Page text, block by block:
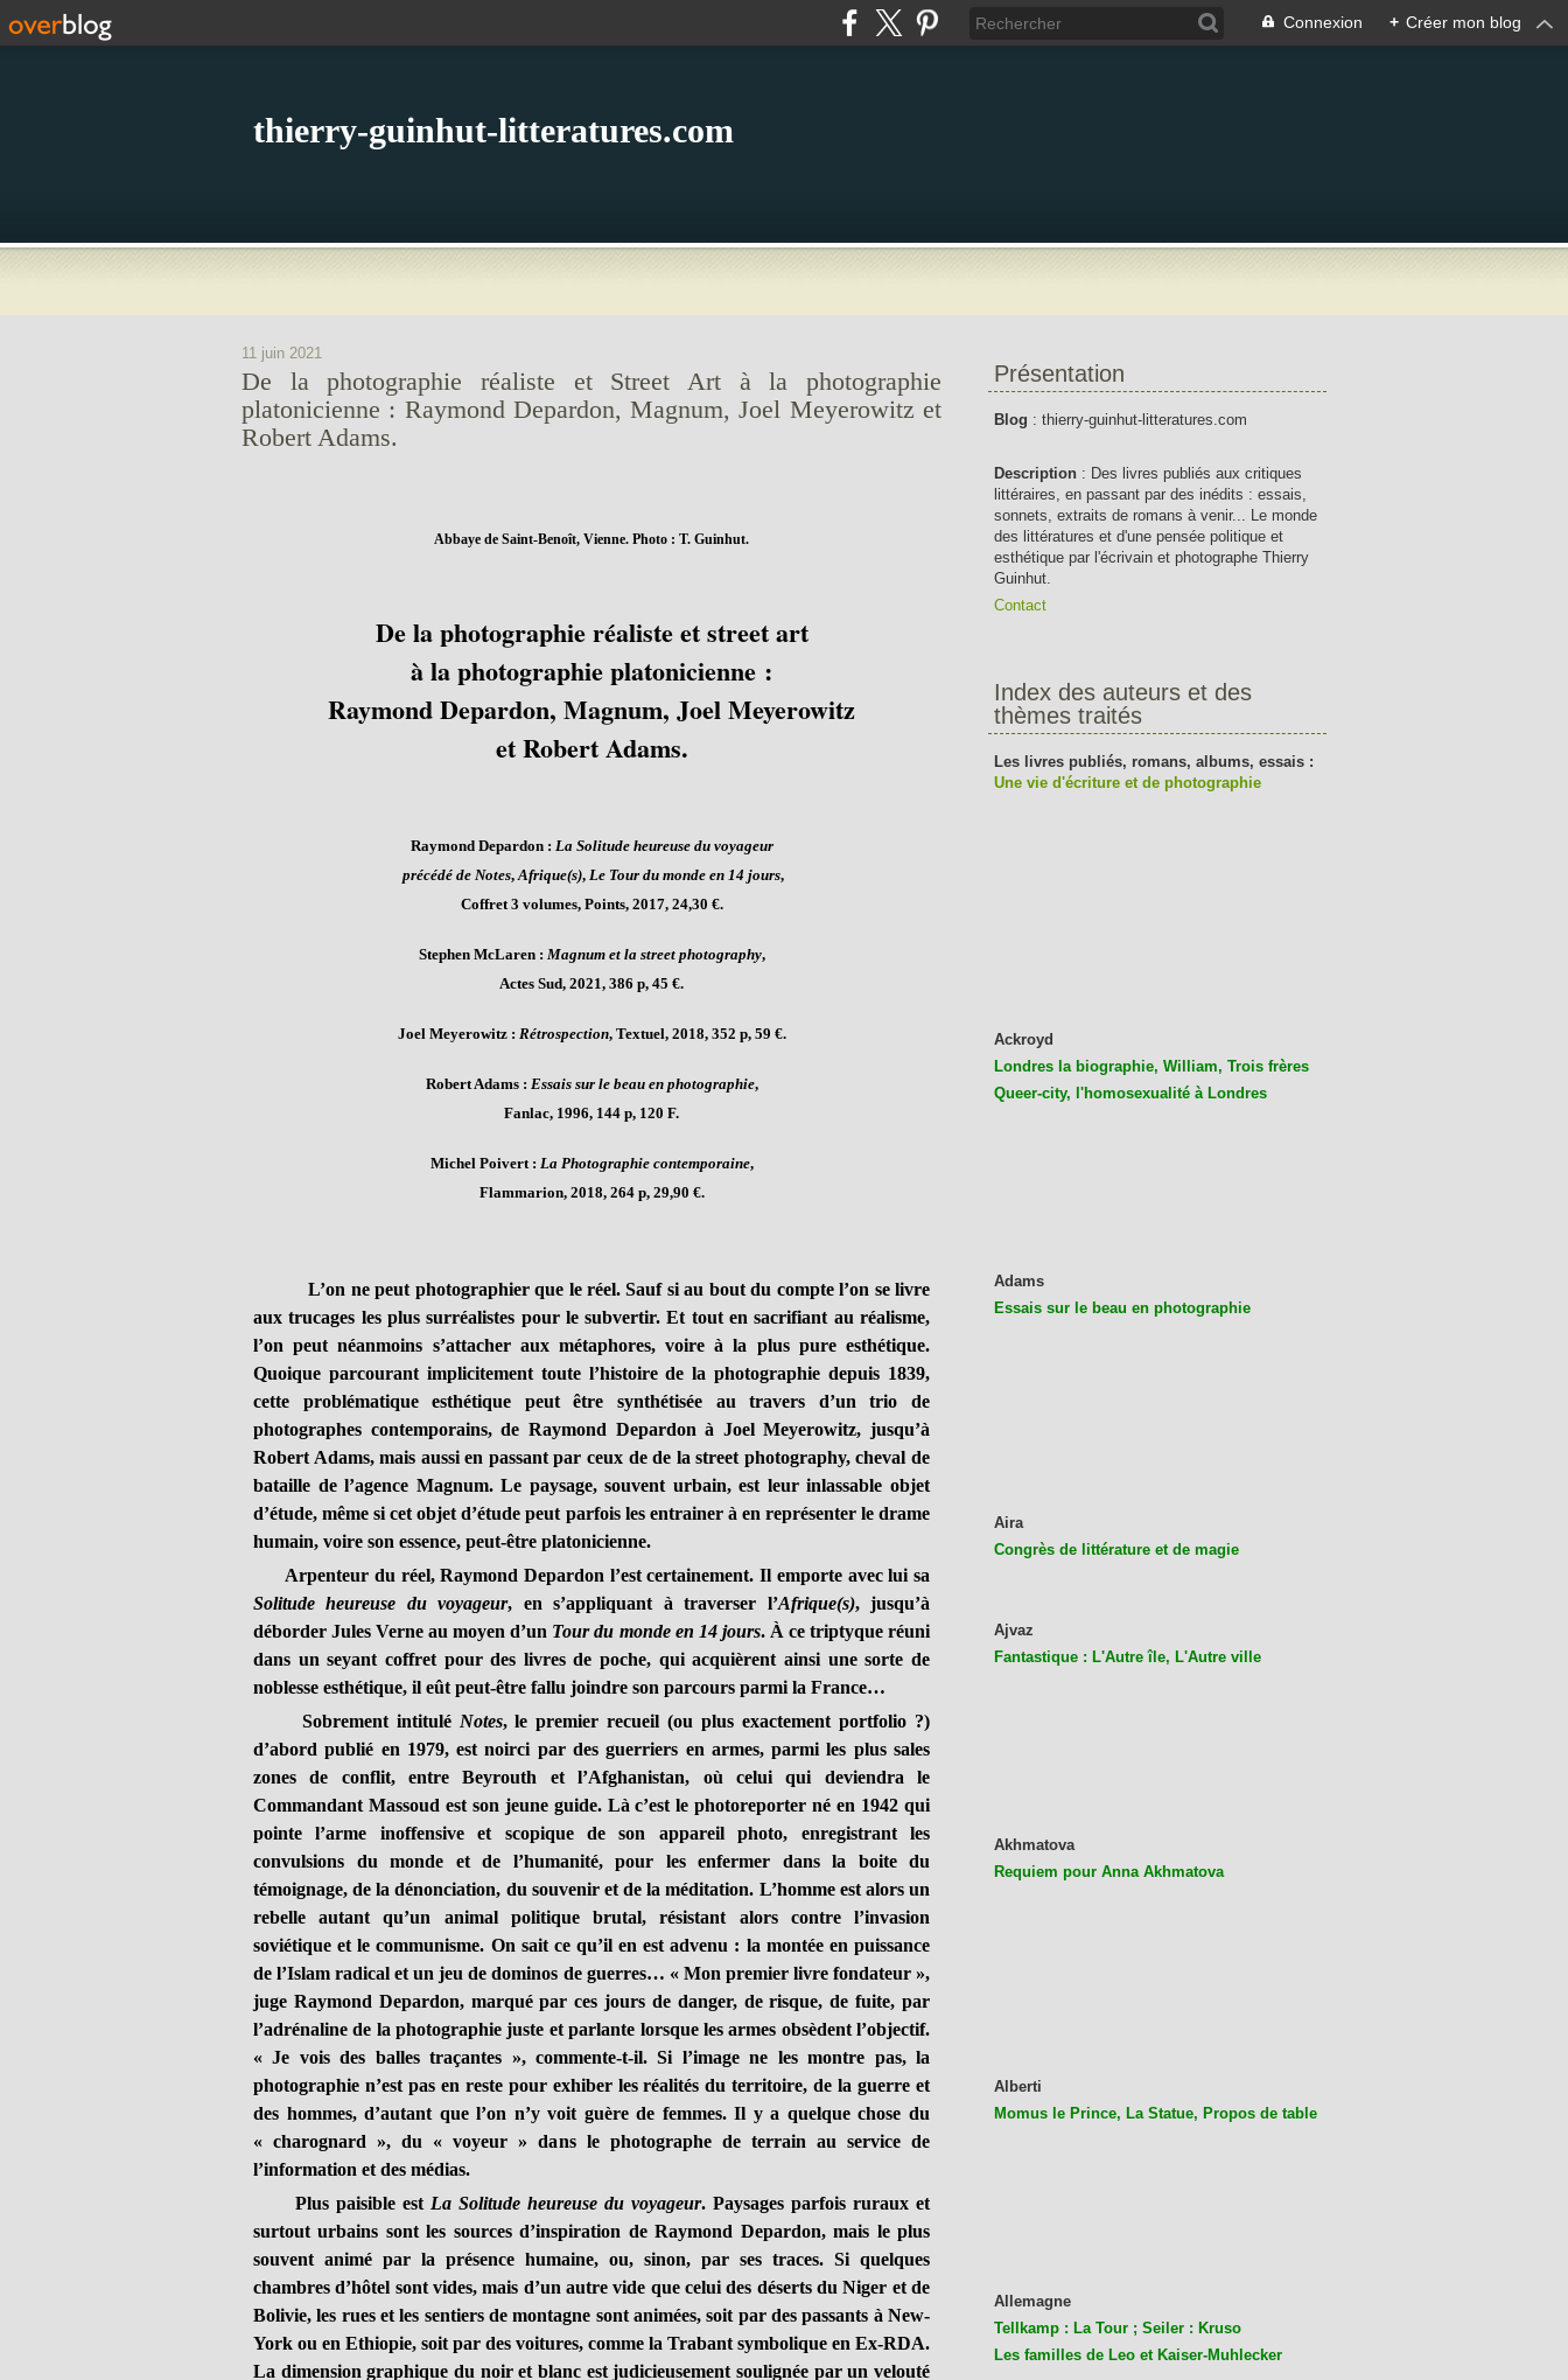
Connexion + Créer mon blog
thierry-guinhut-litteratures.com
11 juin 2021
De la photographie réaliste et Street Art à la photographie
platonicienne : Raymond Depardon, Magnum, Joel Meyerowitz et
Robert Adams.
Abbaye de Saint-Benoît, Vienne. Photo : T. Guinhut.
De la photographie réaliste et street art
à la photographie platonicienne :
Raymond Depardon, Magnum, Joel Meyerowitz
et Robert Adams.
Raymond Depardon : La Solitude heureuse du voyageur
précédé de Notes,Afrique(s), Le Tour du monde en 14 jours,
Coffret 3 volumes, Points, 2017, 24,30 €.
Stephen McLaren : Magnum et la street photography,
Actes Sud, 2021, 386 p, 45 €.
Joel Meyerowitz : Rétrospection, Textuel, 2018, 352 p, 59 €.
Robert Adams : Essais sur le beau en photographie,
Fanlac, 1996, 144 p, 120 F.
Michel Poivert : La Photographie contemporaine,
Flammarion, 2018, 264 p, 29,90 €.
L’on ne peut photographier que le réel. Sauf si au bout du compte l’on se livre
aux trucages les plus surréalistes pour le subvertir. Et tout en sacrifiant au réalisme,
l’on peut néanmoins s’attacher aux métaphores, voire à la plus pure esthétique.
Quoique parcourant implicitement toute l’histoire de la photographie depuis 1839,
cette problématique esthétique peut être synthétisée au travers d’un trio de
photographes contemporains, de Raymond Depardon à Joel Meyerowitz, jusqu’à
Robert Adams, mais aussi en passant par ceux de de la street photography, cheval de
bataille de l’agence Magnum. Le paysage, souvent urbain, est leur inlassable objet
d’étude, même si cet objet d’étude peut parfois les entrainer à en représenter le drame
humain, voire son essence, peut-être platonicienne.
Arpenteur du réel, Raymond Depardon l’est certainement. Il emporte avec lui sa
Solitude heureuse du voyageur, en s’appliquant à traverser l’Afrique(s), jusqu’à
déborder Jules Verne au moyen d’un Tour du monde en 14 jours. À ce triptyque réuni
dans un seyant coffret pour des livres de poche, qui acquièrent ainsi une sorte de
noblesse esthétique, il eût peut-être fallu joindre son parcours parmi la France…
Sobrement intitulé Notes, le premier recueil (ou plus exactement portfolio ?)
d’abord publié en 1979, est noirci par des guerriers en armes, parmi les plus sales
zones de conflit, entre Beyrouth et l’Afghanistan, où celui qui deviendra le
Commandant Massoud est son jeune guide. Là c’est le photoreporter né en 1942 qui
pointe l’arme inoffensive et scopique de son appareil photo, enregistrant les
convulsions du monde et de l’humanité, pour les enfermer dans la boite du
témoignage, de la dénonciation, du souvenir et de la méditation. L’homme est alors un
rebelle autant qu’un animal politique brutal, résistant alors contre l’invasion
soviétique et le communisme. On sait ce qu’il en est advenu : la montée en puissance
de l’Islam radical et un jeu de dominos de guerres… « Mon premier livre fondateur »,
juge Raymond Depardon, marqué par ces jours de danger, de risque, de fuite, par
l’adrénaline de la photographie juste et parlante lorsque les armes obsèdent l’objectif.
« Je vois des balles traçantes », commente-t-il. Si l’image ne les montre pas, la
photographie n’est pas en reste pour exhiber les réalités du territoire, de la guerre et
des hommes, d’autant que l’on n’y voit guère de femmes. Il y a quelque chose du
« charognard », du « voyeur » dans le photographe de terrain au service de
l’information et des médias.
Plus paisible est La Solitude heureuse du voyageur. Paysages parfois ruraux et
surtout urbains sont les sources d’inspiration de Raymond Depardon, mais le plus
souvent animé par la présence humaine, ou, sinon, par ses traces. Si quelques
chambres d’hôtel sont vides, mais d’un autre vide que celui des déserts du Niger et de
Bolivie, les rues et les sentiers de montagne sont animées, soit par des passants à New-
York ou en Ethiopie, soit par des voitures, comme la Trabant symbolique en Ex-RDA.
La dimension graphique du noir et blanc est judicieusement soulignée par un velouté
Présentation
Blog : thierry-guinhut-litteratures.com
Description : Des livres publiés aux critiques
littéraires, en passant par des inédits : essais,
sonnets, extraits de romans à venir... Le monde
des littératures et d'une pensée politique et
esthétique par l'écrivain et photographe Thierry
Guinhut.
Contact
Index des auteurs et des
thèmes traités
Les livres publiés, romans, albums, essais :
Une vie d'écriture et de photographie
Ackroyd
Londres la biographie, William, Trois frères
Queer-city, l'homosexualité à Londres
Adams
Essais sur le beau en photographie
Aira
Congrès de littérature et de magie
Ajvaz
Fantastique : L'Autre île, L'Autre ville
Akhmatova
Requiem pour Anna Akhmatova
Alberti
Momus le Prince, La Statue, Propos de table
Allemagne
Tellkamp : La Tour ; Seiler : Kruso
Les familles de Leo et Kaiser-Muhlecker